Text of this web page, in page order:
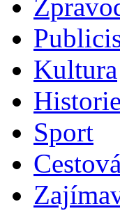
Kultura
Historie
Sport